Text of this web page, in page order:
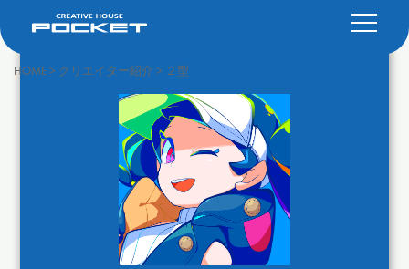
HOME> クリエイター紹介 > ２型